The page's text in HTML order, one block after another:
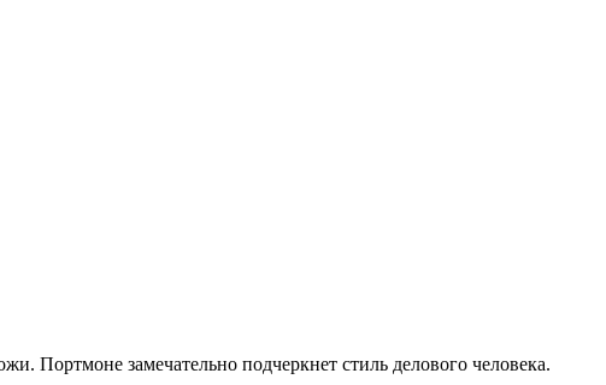
Портмоне замечательно подчеркнет стиль делового человека.